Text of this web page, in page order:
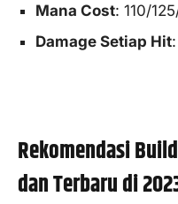
Mana Cost: 110/
Damage Setiap Hit
Rekomendasi
dan Terbaru di